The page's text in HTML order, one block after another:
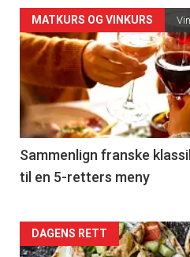
Forsiden
akkurat
nå
-
5
MATKURS OG VINKURS
Sammenlign franske
til en 5-retters meny
Forsiden
DAGENS RETT